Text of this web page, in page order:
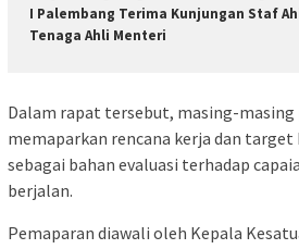
I Palembang Terima Kunjungan Staf
Tenaga Ahli Menteri
Dalam rapat tersebut, masing-
memaparkan rencana kerja dan target
sebagai bahan evaluasi terhadap
berjalan.
Pemaparan diawali oleh Kepala